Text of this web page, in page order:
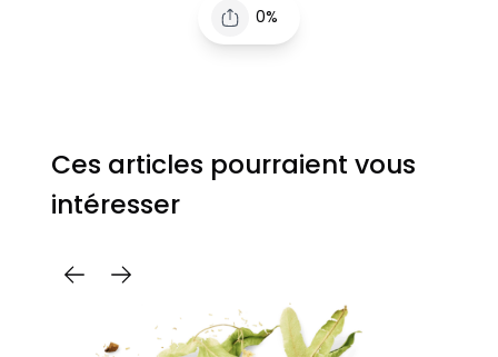
0%
Ces articles pourraient vous
intéresser